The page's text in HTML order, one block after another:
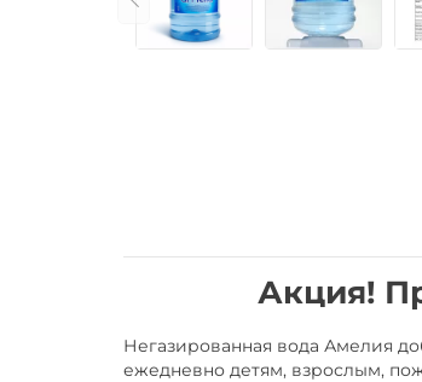
Акция!
Негазированная вода Амелия
ежедневно детям, взрослым,